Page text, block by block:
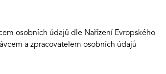
osobních údajů dle Nařízení Evropského
a zpracovatelem osobních údajů